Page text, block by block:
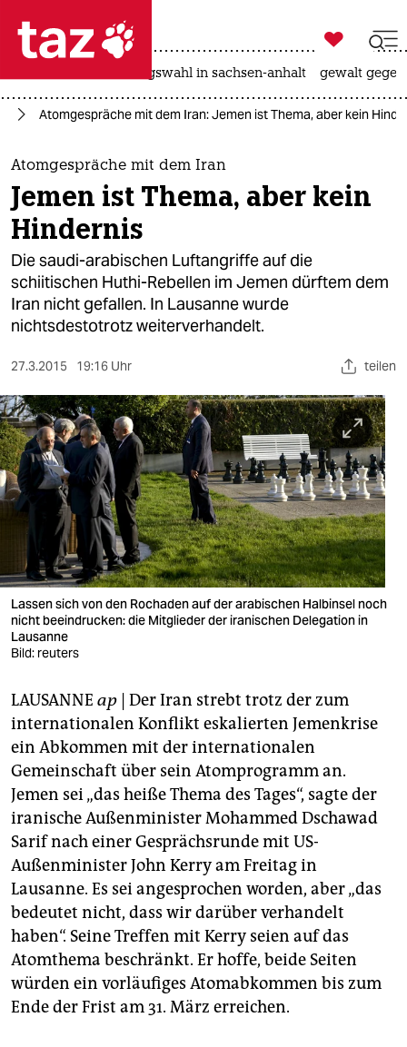
 taz zahl ich
taz zahl ich
themen
politik
öko
gesellschaft
kultur
sport
berlin
nord
wahrheit
verlag
verlag
veranstaltungen
shop
unterstützen
abo
genossenschaft
epaper login

taz zahl ich
landtagswahl in sachsen-anhalt gewalt
Atomgespräche mit dem Iran: Jemen ist Thema, aber kein
Atomgespräche mit dem Iran
Jemen ist Thema, aber kein
Hindernis
Die saudi-arabischen Luftangriffe auf die
schiitischen Huthi-Rebellen im Jemen dürftem dem
Iran nicht gefallen. In Lausanne wurde
nichtsdestotrotz weiterverhandelt.
27.3.2015 19:16 Uhr teilen
Lassen sich von den Rochaden auf der arabischen Halbinsel noch
nicht beeindrucken: die Mitglieder der iranischen Delegation in
Lausanne
Bild: reuters
LAUSANNE ap | Der Iran strebt trotz der zum
internationalen Konflikt eskalierten Jemenkrise
ein Abkommen mit der internationalen
Gemeinschaft über sein Atomprogramm an.
Jemen sei „das heiße Thema des Tages“, sagte der
iranische Außenminister Mohammed Dschawad
Sarif nach einer Gesprächsrunde mit US-
Außenminister John Kerry am Freitag in
Lausanne. Es sei angesprochen worden, aber „das
bedeutet nicht, dass wir darüber verhandelt
haben“. Seine Treffen mit Kerry seien auf das
Atomthema beschränkt. Er hoffe, beide Seiten
würden ein vorläufiges Atomabkommen bis zum
Ende der Frist am 31. März erreichen.